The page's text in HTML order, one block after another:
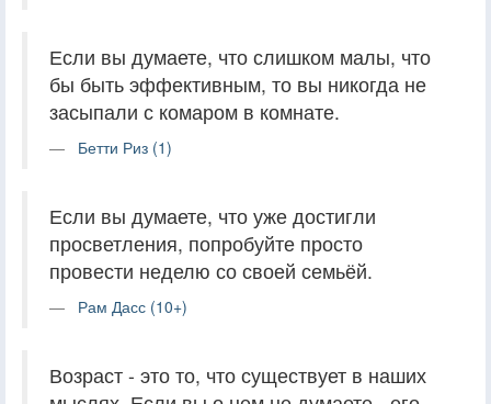
Если вы думаете, что слишком малы, что
бы быть эффективным, то вы никогда не
засыпали с комаром в комнате.
Бетти Риз (1)
Если вы думаете, что уже достигли
просветления, попробуйте просто
провести неделю со своей семьёй.
Рам Дасс (10+)
Возраст - это то, что существует в наших